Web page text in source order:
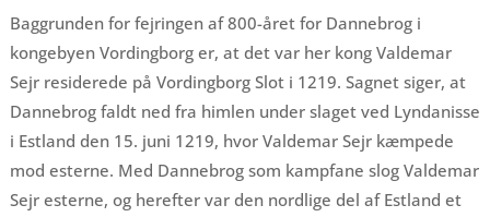
Baggrunden for fejringen af 800-året for Dannebrog i
kongebyen Vordingborg er, at det var her kong Valdemar
Sejr residerede på Vordingborg Slot i 1219. Sagnet siger, at
Dannebrog faldt ned fra himlen under slaget ved Lyndanisse
i Estland den 15. juni 1219, hvor Valdemar Sejr kæmpede
mod esterne. Med Dannebrog som kampfane slog Valdemar
Sejr esterne, og herefter var den nordlige del af Estland et